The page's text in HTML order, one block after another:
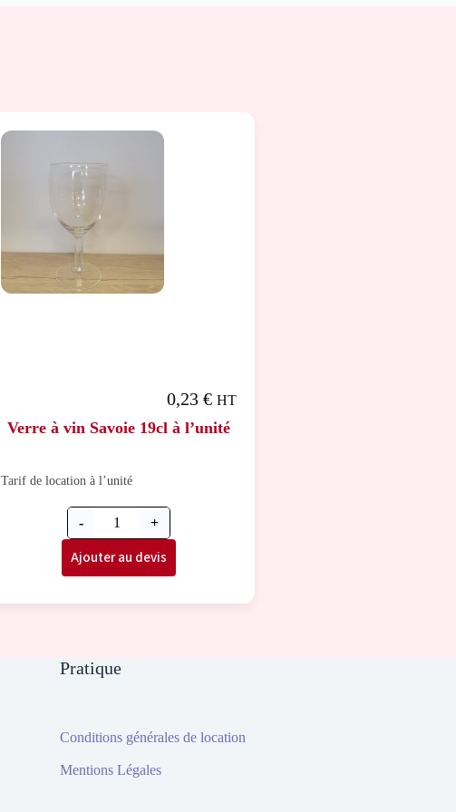
Verre à vin Savoie 19cl à l’unité
0,23 € HT
Tarif de location à l’unité
- +
Ajouter au devis
Pratique
Conditions générales de location
Mentions Légales